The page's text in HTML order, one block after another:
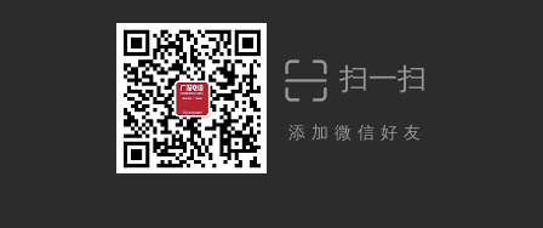
扫一扫
添加微信好友